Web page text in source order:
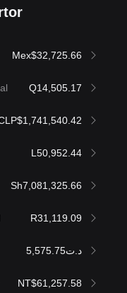
Mex$32,725.66
Q14,505.17
L50,952.44
Sh7,081,325.66
R31,119.09
د.ت5,575.75
NT$61,257.58